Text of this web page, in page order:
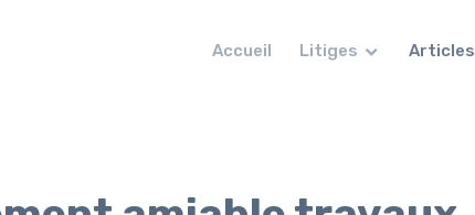
Accueil Litiges Articles